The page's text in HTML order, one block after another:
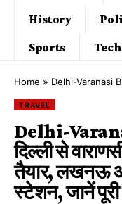
History
Sports
Tech
Home » Delhi-Varanasi Bullet Train:
TRAVEL
Delhi-
दिल्ली से
तैयार, लखनऊ
स्टेशन, जानें